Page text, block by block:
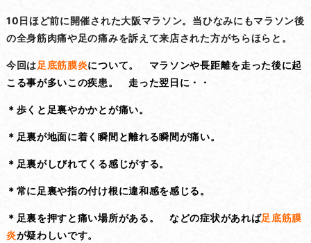
10日ほど前に開催された大阪マラソン。当ひなみにもマラソン後
の全身筋肉痛や足の痛みを訴えて来店された方がちらほらと。
今回は足底筋膜炎について。 マラソンや長距離を走った後に起
こる事が多いこの疾患。 走った翌日に・・
＊歩くと足裏やかかとが痛い。
＊足裏が地面に着く瞬間と離れる瞬間が痛い。
＊足裏がしびれてくる感じがする。
＊常に足裏や指の付け根に違和感を感じる。
＊足裏を押すと痛い場所がある。 などの症状があれば足底筋膜
炎が疑わしいです。